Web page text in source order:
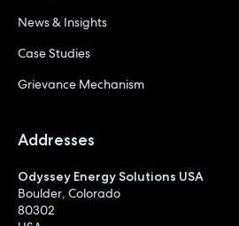
News & Insights
Case Studies
Grievance Mechanism
Addresses
Odyssey Energy Solutions USA
Boulder, Colorado
80302